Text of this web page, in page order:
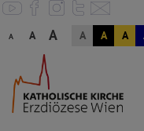
A A A A A A